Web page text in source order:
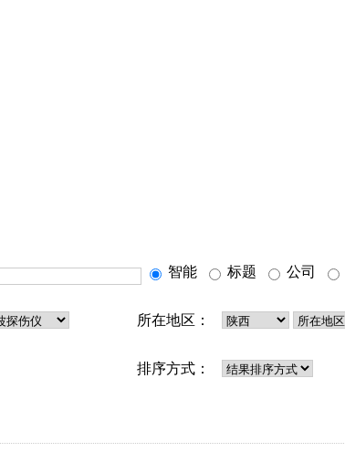
智能 标题 公司
所在地区：
排序方式：